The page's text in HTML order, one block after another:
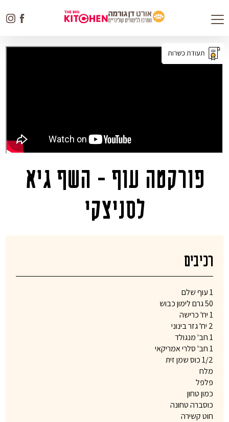
Toggle
פורקטה עוף - השף גיא
לסניצקי
רכיבים
1 עוף שלם
50 גרם לימון כבוש
1 יח' כרישה
2 יח' גזר בינוני
1 חב' מנגולד
1 חב' סלרי אמריקאי
1/2 כוס שמן זית
מלח
פלפל
כמון טחון
כוסברה טחונה
חוט קשירה